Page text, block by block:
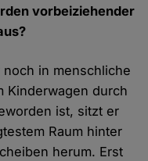
vorbeiziehender
in menschliche
Kinderwagen durch
ist, sitzt er
Raum hinter
herum. Erst